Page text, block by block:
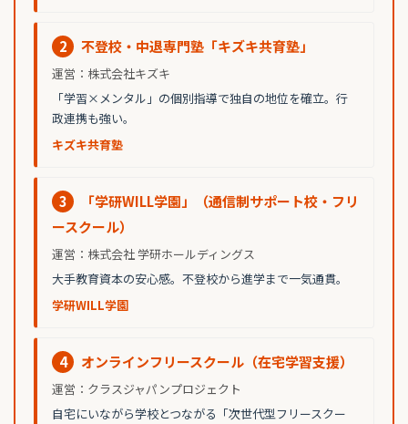
2 不登校・中退専門塾「キズキ共育塾」
運営：株式会社キズキ
「学習×メンタル」の個別指導で独自の地位を確立。行
政連携も強い。
キズキ共育塾
3
「学研WILL学園」（通信制サポート校・フリ
ースクール）
運営：株式会社 学研ホールディングス
大手教育資本の安心感。不登校から進学まで一気通貫。
学研WILL学園
4 オンラインフリースクール（在宅学習支援）
運営：クラスジャパンプロジェクト
自宅にいながら学校とつながる「次世代型フリースクー